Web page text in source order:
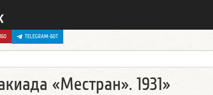
TELEGRAM-БОТ
«Местран». 1931»